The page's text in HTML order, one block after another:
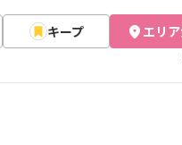
キープ エリ